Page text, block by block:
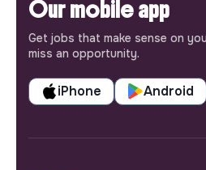
Our mobile app
Get jobs that make sense on
miss an opportunity.
iPhone Android